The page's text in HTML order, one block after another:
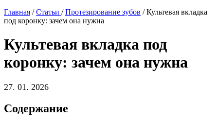
Главная /Статьи /Протезирование зубов /Культевая вкладка
под коронку: зачем она нужна
Культевая вкладка под
коронку: зачем она нужна
27. 01. 2026
Содержание